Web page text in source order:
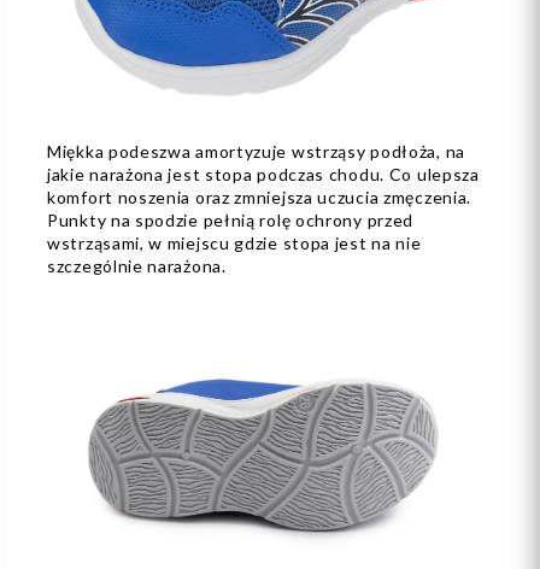
Miękka podeszwa amortyzuje wstrząsy podłoża, na
jakie narażona jest stopa podczas chodu. Co ulepsza
komfort noszenia oraz zmniejsza uczucia zmęczenia.
Punkty na spodzie pełnią rolę ochrony przed
wstrząsami, w miejscu gdzie stopa jest na nie
szczególnie narażona.